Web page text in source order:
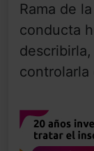
Rama de
conducta
controlarla